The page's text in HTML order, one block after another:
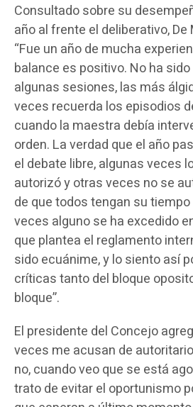
Consultado sobre su
año al frente el deliberativo,
“Fue un año de mucha
balance es positivo. No ha
algunas sesiones, las más
veces recuerda los episodios
cuando la maestra debía
orden. La verdad que el año
el debate libre, algunas veces
autorizó y otras veces no se
de que todos tengan su tiempo
veces alguno se ha excedido
que plantea el reglamento
sido ecuánime, y lo siento así
críticas tanto del bloque
bloque”.
El presidente del Concejo
veces me acusan de
no, cuando veo que se está
trato de evitar el oportunismo